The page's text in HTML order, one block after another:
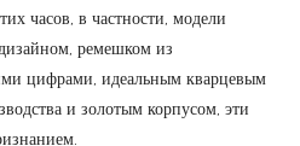
часов, в частности, модели
ремешком из
цифрами, идеальным кварцевым
и золотым корпусом, эти